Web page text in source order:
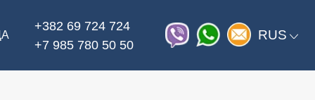
+382 69 724 724
+7 985 780 50 50
RUS